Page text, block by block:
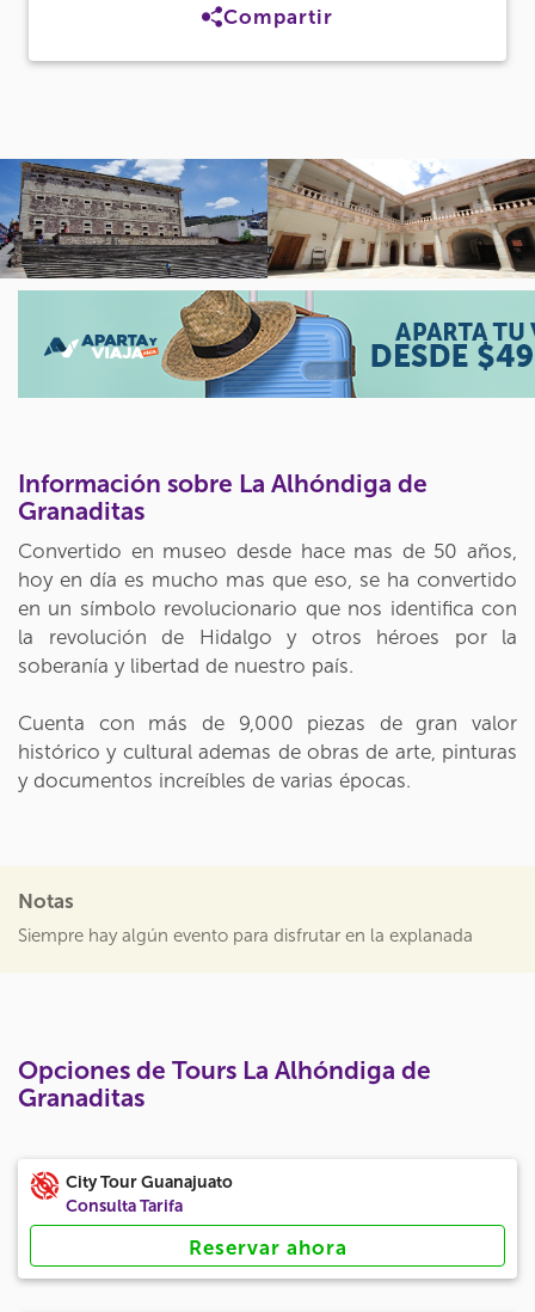
Compartir
Información sobre La Alhóndiga de
Granaditas
Convertido en museo desde hace mas de 50 años,
hoy en día es mucho mas que eso, se ha convertido
en un símbolo revolucionario que nos identifica con
la revolución de Hidalgo y otros héroes por la
soberanía y libertad de nuestro país.
Cuenta con más de 9,000 piezas de gran valor
histórico y cultural ademas de obras de arte, pinturas
y documentos increíbles de varias épocas.
Notas
Siempre hay algún evento para disfrutar en la explanada
Opciones de Tours La Alhóndiga de
Granaditas
City Tour Guanajuato
Consulta Tarifa
Reservar ahora